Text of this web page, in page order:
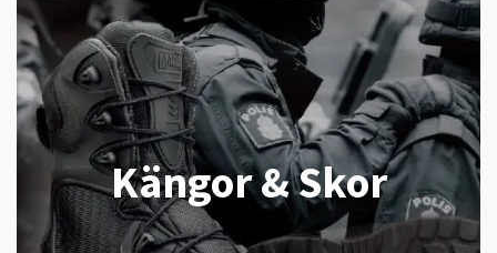
Kängor & Skor